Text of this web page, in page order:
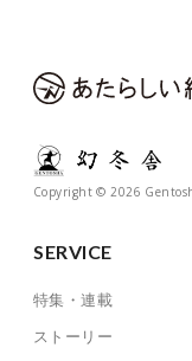
Copyright © 2026
SERVICE
特集・連載
ストーリー